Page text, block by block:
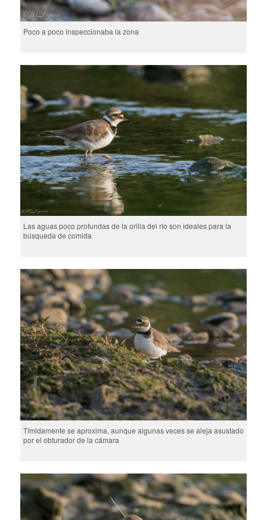
Poco a poco inspeccionaba la zona
Las aguas poco profundas de la orilla del río son ideales para la
búsqueda de comida
Tímidamente se aproxima, aunque algunas veces se aleja asustado
por el obturador de la cámara